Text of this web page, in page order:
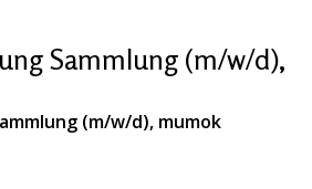
Sammlung (m/w/d),
(m/w/d), mumok